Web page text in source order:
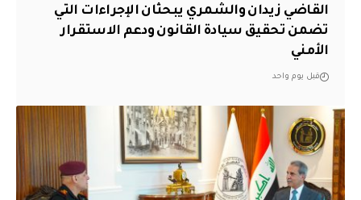
القاضي زيدان والشمري يبحثان الإجراءات التي
تضمن تحقيق سيادة القانون ودعم الاستقرار
الأمني
قبل يوم واحد